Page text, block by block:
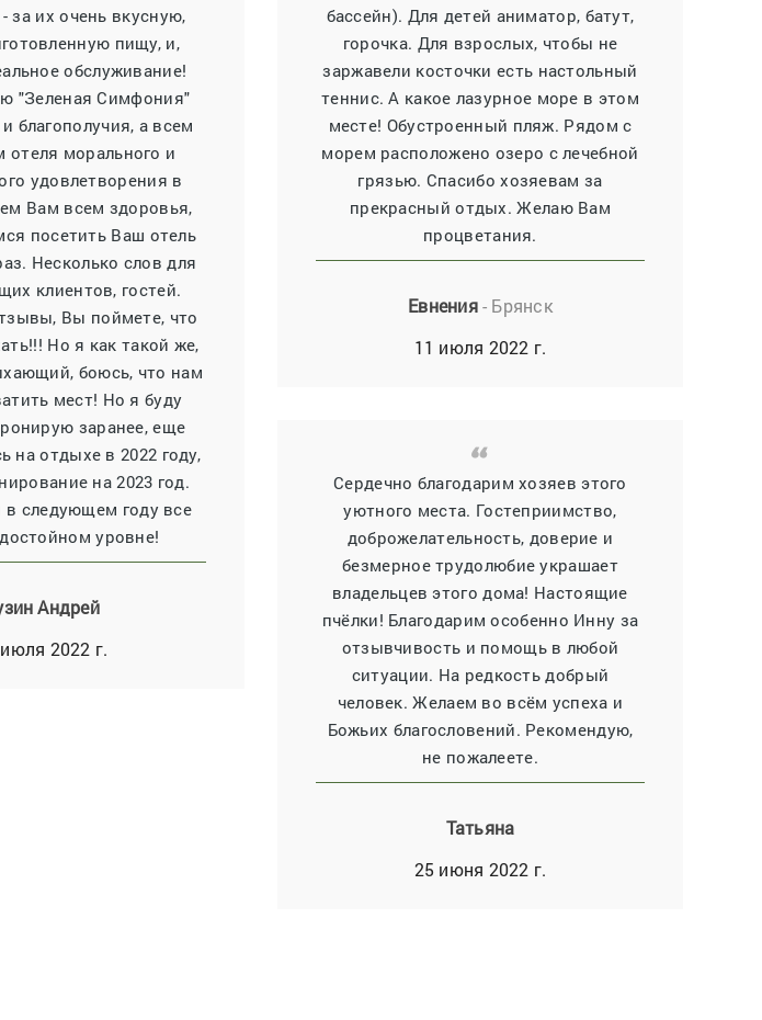
за их очень вкусную,
пищу, и,
обслуживание!
"Зеленая Симфония"
благополучия, а всем
отеля морального и
удовлетворения в
Вам всем здоровья,
посетить Ваш отель
Несколько слов для
клиентов, гостей.
Вы поймете, что
Но я как такой же,
боюсь, что нам
мест! Но я буду
заранее, еще
на отдыхе в 2022 году,
на 2023 год.
в следующем году все
уровне!
Андрей
2022 г.
бассейн). Для детей аниматор, батут,
горочка. Для взрослых, чтобы не
заржавели косточки есть настольный
теннис. А какое лазурное море в этом
месте! Обустроенный пляж. Рядом с
морем расположено озеро с лечебной
грязью. Спасибо хозяевам за
прекрасный отдых. Желаю Вам
процветания.
Евнения- Брянск
11 июля 2022 г.
Сердечно благодарим хозяев этого
уютного места. Гостеприимство,
доброжелательность, доверие и
безмерное трудолюбие украшает
владельцев этого дома! Настоящие
пчёлки! Благодарим особенно Инну за
отзывчивость и помощь в любой
ситуации. На редкость добрый
человек. Желаем во всём успеха и
Божьих благословений. Рекомендую,
не пожалеете.
Татьяна
25 июня 2022 г.